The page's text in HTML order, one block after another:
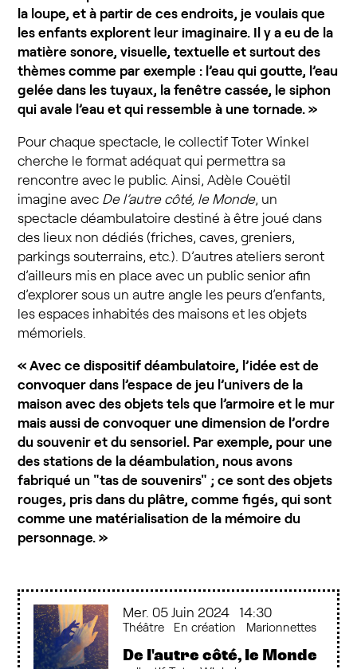
la loupe, et à partir de ces endroits, je voulais que
les enfants explorent leur imaginaire. Il y a eu de la
matière sonore, visuelle, textuelle et surtout des
thèmes comme par exemple : l’eau qui goutte, l’eau
gelée dans les tuyaux, la fenêtre cassée, le siphon
qui avale l’eau et qui ressemble à une tornade. »
Pour chaque spectacle, le collectif Toter Winkel
cherche le format adéquat qui permettra sa
rencontre avec le public. Ainsi, Adèle Couëtil
imagine avec De l’autre côté, le Monde, un
spectacle déambulatoire destiné à être joué dans
des lieux non dédiés (friches, caves, greniers,
parkings souterrains, etc.). D’autres ateliers seront
d’ailleurs mis en place avec un public senior afin
d’explorer sous un autre angle les peurs d’enfants,
les espaces inhabités des maisons et les objets
mémoriels.
« Avec ce dispositif déambulatoire, l’idée est de
convoquer dans l’espace de jeu l’univers de la
maison avec des objets tels que l’armoire et le mur
mais aussi de convoquer une dimension de l’ordre
du souvenir et du sensoriel. Par exemple, pour une
des stations de la déambulation, nous avons
fabriqué un "tas de souvenirs" ; ce sont des objets
rouges, pris dans du plâtre, comme figés, qui sont
comme une matérialisation de la mémoire du
personnage. »
mercredi
Mer. 05 juin
Juin 2024 14:30
Théâtre En création Marionnettes
De l'autre côté, le Monde